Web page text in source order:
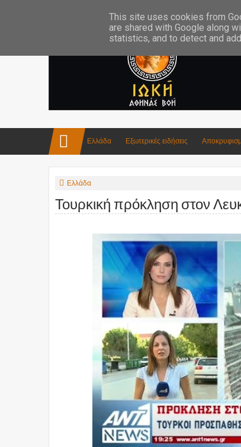
Ελλάδα Εξωτερικές ειδήσεις
Ελλάδα
Τουρκική πρόκληση στον
This site uses cookies from
are shared with Google along
statistics, and to detect and